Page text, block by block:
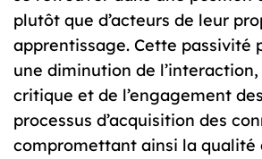
plutôt que d’acteurs de leur
apprentissage. Cette passivité
une diminution de
critique et de l’engagement
processus d’acquisition des
compromettant ainsi la qualité